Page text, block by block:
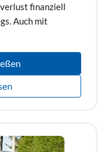
finanziell
Auch mit